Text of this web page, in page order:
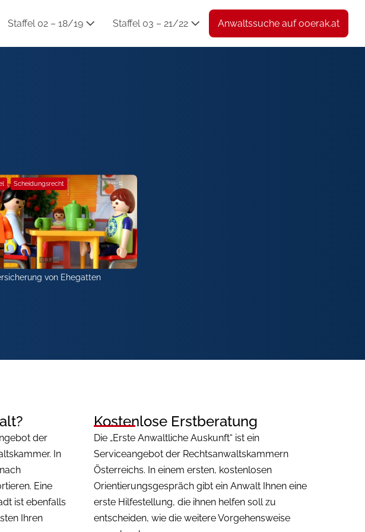
Staffel 02 – 18/19 Staffel 03 – 21/22 Anwaltssuche auf ooerak.at
Scheidungsrecht
von Ehegatten
der
In
Eine
ist ebenfalls
Ihren
Kostenlose Erstberatung
Die „Erste Anwaltliche Auskunft“ ist ein
Serviceangebot der Rechtsanwaltskammern
Österreichs. In einem ersten, kostenlosen
Orientierungsgespräch gibt ein Anwalt Ihnen eine
erste Hilfestellung, die ihnen helfen soll zu
entscheiden, wie die weitere Vorgehensweise